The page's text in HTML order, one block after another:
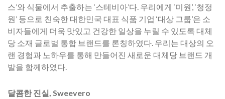
스’와 식물에서 추출하는 ‘스테비아’다. 우리에게 ‘미원’, ‘청정
원’ 등으로 친숙한 대한민국 대표 식품 기업 ‘대상 그룹’은 소
비자들에게 더욱 맛있고 건강한 일상을 누릴 수 있도록 대체
당 소재 글로벌 통합 브랜드를 론칭하였다. 우리는 대상의 오
랜 경험과 노하우를 통해 만들어진 새로운 대체당 브랜드 개
발을 함께하였다.
​달콤한 진실, Sweevero